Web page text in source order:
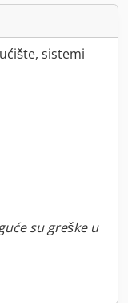
sistemi
su greške u